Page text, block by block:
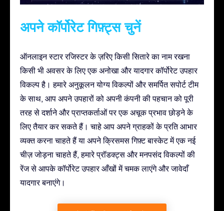
अपने कॉर्पोरेट गिफ़्ट्स चुनें
ऑनलाइन स्टार रजिस्टर के ज़रिए किसी सितारे का नाम रखना
किसी भी अवसर के लिए एक अनोखा और यादगार कॉर्पोरेट उपहार
विकल्प है। हमारे अनुकूलन योग्य विकल्पों और समर्पित सपोर्ट टीम
के साथ, आप अपने उपहारों को अपनी कंपनी की पहचान को पूरी
तरह से दर्शाने और प्राप्तकर्ताओं पर एक अचूक प्रभाव छोड़ने के
लिए तैयार कर सकते हैं। चाहे आप अपने ग्राहकों के प्रति आभार
व्यक्त करना चाहते हैं या अपने क्रिसमस गिफ़्ट बास्केट में एक नई
चीज़ जोड़ना चाहते हैं, हमारे प्रॉडक्ट्स और मनपसंद विकल्पों की
रेंज से आपके कॉर्पोरेट उपहार आँखों में चमक लाएंगे और जावेदाँ
यादगार बनाएंगे।